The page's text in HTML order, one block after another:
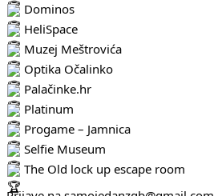
Dominos
HeliSpace
Muzej Meštrovića
Optika Očalinko
Palačinke.hr
Platinum
Progame – Jamnica
Selfie Museum
The Old lock up escape room